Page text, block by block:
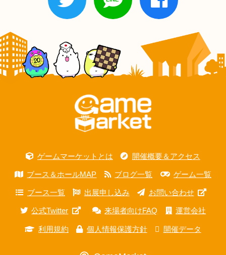
ゲームマーケットとは 開催概要＆アクセス
ブース＆ホールMAP ブログ一覧 ゲーム一覧
ブース一覧 出展申し込み お問い合わせ
公式Twitter 来場者向けFAQ 運営会社
利用規約 個人情報保護方針 開催データ